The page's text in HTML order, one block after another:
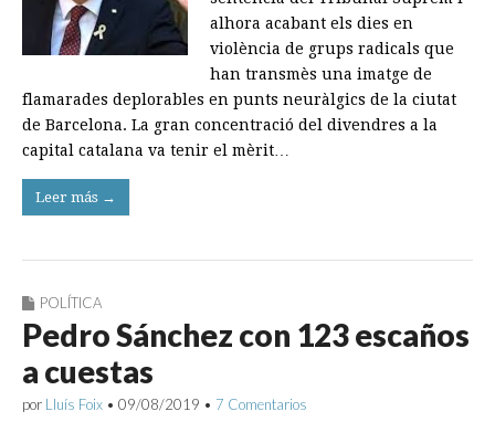
alhora acabant els dies en
violència de grups radicals que
han transmès una imatge de
flamarades deplorables en punts neuràlgics de la ciutat
de Barcelona. La gran concentració del divendres a la
capital catalana va tenir el mèrit…
Leer más →
POLÍTICA
Pedro Sánchez con 123 escaños
a cuestas
por Lluís Foix • 09/08/2019 • 7 Comentarios